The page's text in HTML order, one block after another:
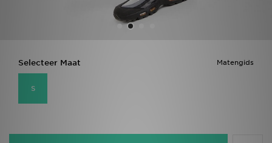
Matengids
Selecteer Maat
S